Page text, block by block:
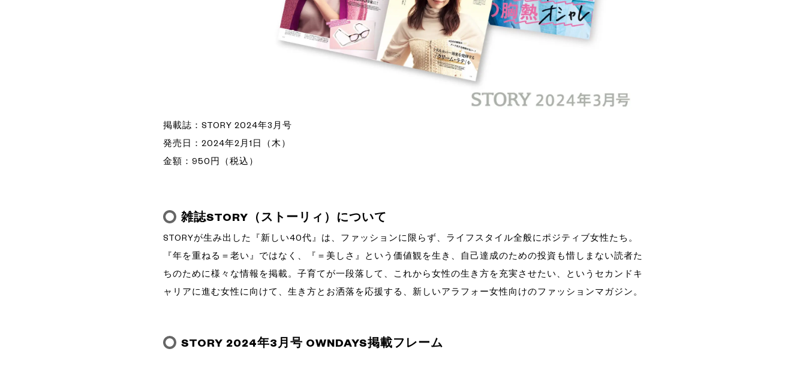
掲載誌：STORY 2024年3月号
発売日：2024年2月1日（木）
金額：950円（税込）
雑誌STORY（ストーリィ）について
STORYが生み出した『新しい40代』は、ファッションに限らず、ライフスタイル全般にポジティブ女性たち。
『年を重ねる＝老い』ではなく、『＝美しさ』という価値観を生き、自己達成のための投資も惜しまない読者た
ちのために様々な情報を掲載。子育てが一段落して、これから女性の生き方を充実させたい、というセカンドキ
ャリアに進む女性に向けて、生き方とお洒落を応援する、新しいアラフォー女性向けのファッションマガジン。
STORY 2024年3月号 OWNDAYS掲載フレーム